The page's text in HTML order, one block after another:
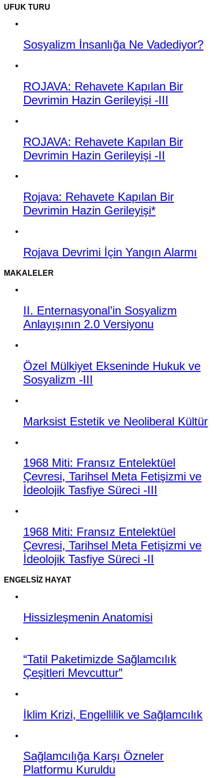
UFUK TURU
Sosyalizm İnsanlığa Ne Vadediyor?
ROJAVA: Rehavete Kapılan Bir
Devrimin Hazin Gerileyişi -III
ROJAVA: Rehavete Kapılan Bir
Devrimin Hazin Gerileyişi -II
Rojava: Rehavete Kapılan Bir
Devrimin Hazin Gerileyişi*
Rojava Devrimi İçin Yangın Alarmı
MAKALELER
II. Enternasyonal’in Sosyalizm
Anlayışının 2.0 Versiyonu
Özel Mülkiyet Ekseninde Hukuk ve
Sosyalizm -III
Marksist Estetik ve Neoliberal Kültür
1968 Miti: Fransız Entelektüel
Çevresi, Tarihsel Meta Fetişizmi ve
İdeolojik Tasfiye Süreci -III
1968 Miti: Fransız Entelektüel
Çevresi, Tarihsel Meta Fetişizmi ve
İdeolojik Tasfiye Süreci -II
ENGELSIZ HAYAT
Hissizleşmenin Anatomisi
“Tatil Paketimizde Sağlamcılık
Çeşitleri Mevcuttur”
İklim Krizi, Engellilik ve Sağlamcılık
Sağlamcılığa Karşı Özneler
Platformu Kuruldu